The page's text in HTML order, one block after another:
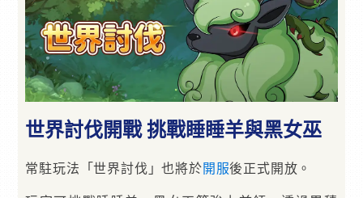
世界討伐開戰 挑戰睡睡羊與黑女巫
常駐玩法「世界討伐」也將於開服後正式開放。